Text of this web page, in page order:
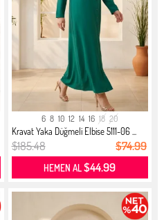
6 8 10 12 14 16 18 20
Kravat Yaka Düğmeli Elbise 5111-06 ...
$185.48 $74.99
HEMEN AL$44.99